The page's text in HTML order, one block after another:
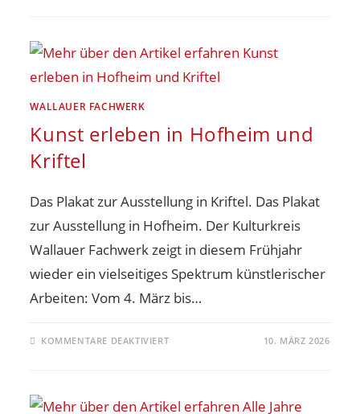
WALLAUER FACHWERK
Kunst erleben in Hofheim und
Kriftel
Das Plakat zur Ausstellung in Kriftel. Das Plakat
zur Ausstellung in Hofheim. Der Kulturkreis
Wallauer Fachwerk zeigt in diesem Frühjahr
wieder ein vielseitiges Spektrum künstlerischer
Arbeiten: Vom 4. März bis…
KOMMENTARE DEAKTIVIERT 10. MÄRZ 2026